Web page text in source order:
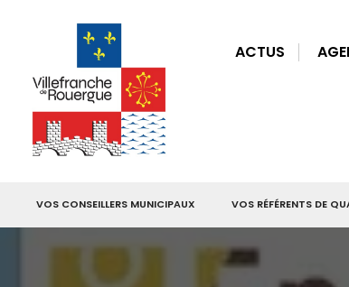
ACTUS
VOS CONSEILLERS MUNICIPAUX VOS RÉFÉRENTS DE